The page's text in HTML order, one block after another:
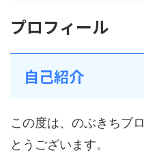
プロフィール
自己紹介
この度は、のぶきちブ
とうございます。